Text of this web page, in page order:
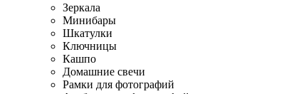
Зеркала
Минибары
Шкатулки
Ключницы
Кашпо
Домашние свечи
Рамки для фотографий